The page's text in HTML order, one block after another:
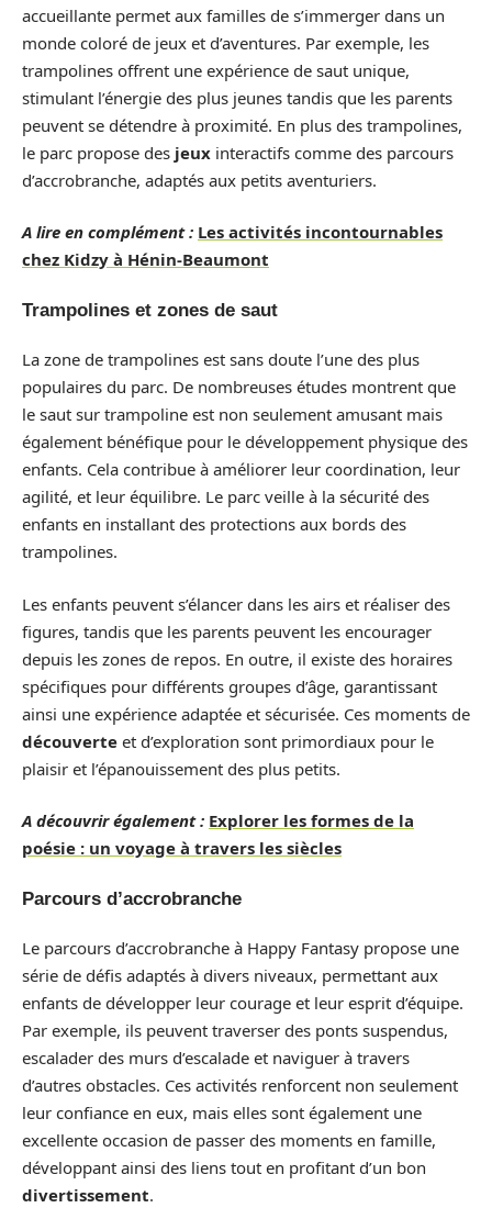
accueillante permet aux familles de s’immerger dans un
monde coloré de jeux et d’aventures. Par exemple, les
trampolines offrent une expérience de saut unique,
stimulant l’énergie des plus jeunes tandis que les parents
peuvent se détendre à proximité. En plus des trampolines,
le parc propose des jeux interactifs comme des parcours
d’accrobranche, adaptés aux petits aventuriers.
A lire en complément : Les activités incontournables
chez Kidzy à Hénin-Beaumont
Trampolines et zones de saut
La zone de trampolines est sans doute l’une des plus
populaires du parc. De nombreuses études montrent que
le saut sur trampoline est non seulement amusant mais
également bénéfique pour le développement physique des
enfants. Cela contribue à améliorer leur coordination, leur
agilité, et leur équilibre. Le parc veille à la sécurité des
enfants en installant des protections aux bords des
trampolines.
Les enfants peuvent s’élancer dans les airs et réaliser des
figures, tandis que les parents peuvent les encourager
depuis les zones de repos. En outre, il existe des horaires
spécifiques pour différents groupes d’âge, garantissant
ainsi une expérience adaptée et sécurisée. Ces moments de
découverte et d’exploration sont primordiaux pour le
plaisir et l’épanouissement des plus petits.
A découvrir également : Explorer les formes de la
poésie : un voyage à travers les siècles
Parcours d’accrobranche
Le parcours d’accrobranche à Happy Fantasy propose une
série de défis adaptés à divers niveaux, permettant aux
enfants de développer leur courage et leur esprit d’équipe.
Par exemple, ils peuvent traverser des ponts suspendus,
escalader des murs d’escalade et naviguer à travers
d’autres obstacles. Ces activités renforcent non seulement
leur confiance en eux, mais elles sont également une
excellente occasion de passer des moments en famille,
développant ainsi des liens tout en profitant d’un bon
divertissement.